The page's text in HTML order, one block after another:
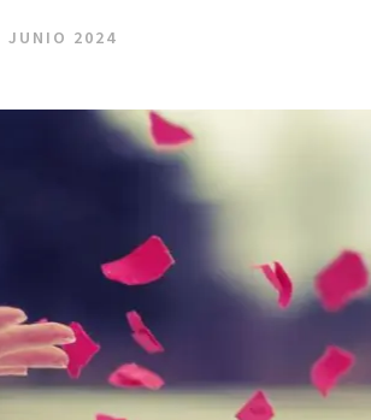
JUNIO 2024